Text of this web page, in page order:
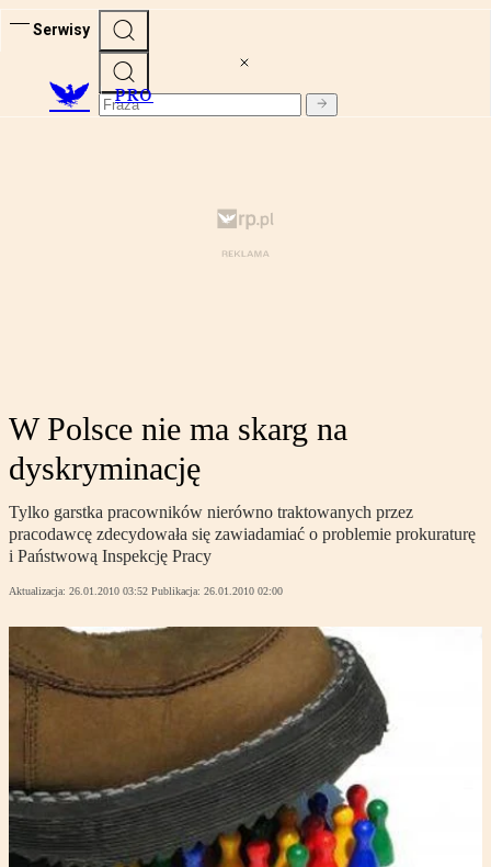
Serwisy
PRO
W Polsce nie ma skarg na
dyskryminację
Tylko garstka pracowników nierówno traktowanych przez
pracodawcę zdecydowała się zawiadamiać o problemie prokuraturę
i Państwową Inspekcję Pracy
Aktualizacja: 26.01.2010 03:52 Publikacja: 26.01.2010 02:00